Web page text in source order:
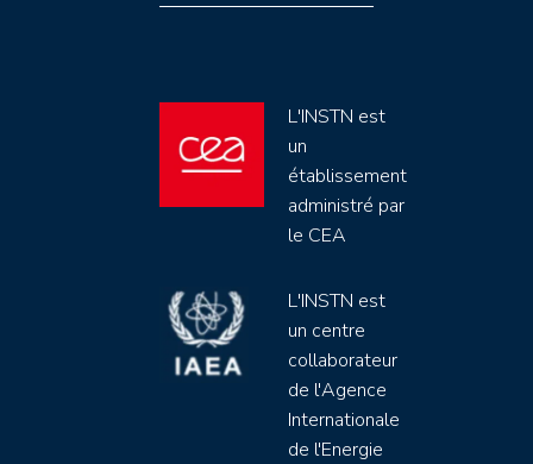
L'INSTN est
un
établissement
administré par
le CEA
L'INSTN est
un centre
collaborateur
de l'Agence
Internationale
de l'Energie